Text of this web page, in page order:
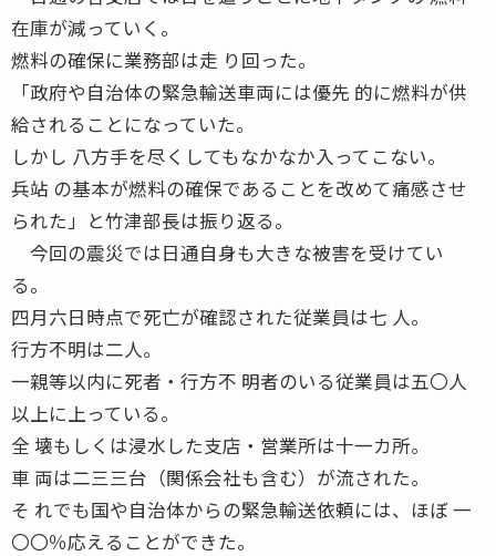
在庫が減っていく。
燃料の確保に業務部は走 り回った。
「政府や自治体の緊急輸送車両には優先 的に燃料が供
給されることになっていた。
しかし 八方手を尽くしてもなかなか入ってこない。
兵站 の基本が燃料の確保であることを改めて痛感させ
られた」と竹津部長は振り返る。
今回の震災では日通自身も大きな被害を受けてい
る。
四月六日時点で死亡が確認された従業員は七 人。
行方不明は二人。
一親等以内に死者・行方不 明者のいる従業員は五〇人
以上に上っている。
全 壊もしくは浸水した支店・営業所は十一カ所。
車 両は二三三台（関係会社も含む）が流された。
そ れでも国や自治体からの緊急輸送依頼には、ほぼ 一
〇〇％応えることができた。